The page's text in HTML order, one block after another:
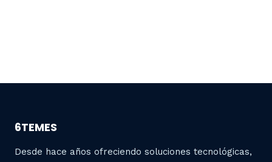
6TEMES
Desde hace años ofreciendo soluciones tecnológicas,